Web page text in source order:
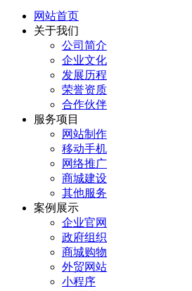
网站首页
关于我们
公司简介
企业文化
发展历程
荣誉资质
合作伙伴
服务项目
网站制作
移动手机
网络推广
商城建设
其他服务
案例展示
企业官网
政府组织
商城购物
外贸网站
小程序